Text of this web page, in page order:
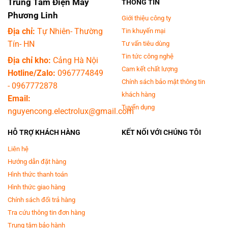
Nắp máy trợ lực chống kẹt tay:
Đánh giá chi tiết về máy giặt Toshiba AW-
DM1600LV(SG)
Phương Linh
Địa chỉ: Tự Nhiên- Thường
Tín- HN
Địa chỉ kho: Cảng Hà Nội
Hotline/Zalo: 0967774849
-0967772878
Email:
nguyencong.electrolux@gmail.com
THÔNG TIN
Giới thiệu công ty
Tin khuyến mại
Tư vấn tiêu dùng
Tin tức công nghệ
Cam kết chất lượng
Chính sách bảo mật thông tin
khách hàng
Tuyển dụng
HỖ TRỢ KHÁCH HÀNG
Liên hệ
Hướng dẫn đặt hàng
Hình thức thanh toán
Hình thức giao hàng
Chính sách đổi trả hàng
Tra cứu thông tin đơn hàng
Trung tâm bảo hành
KẾT NỐI VỚI CHÚNG TÔI